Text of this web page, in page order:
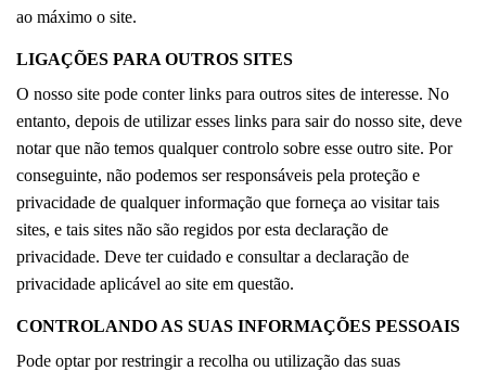
ao máximo o site.
LIGAÇÕES PARA OUTROS SITES
O nosso site pode conter links para outros sites de interesse. No
entanto, depois de utilizar esses links para sair do nosso site, deve
notar que não temos qualquer controlo sobre esse outro site. Por
conseguinte, não podemos ser responsáveis ​​pela proteção e
privacidade de qualquer informação que forneça ao visitar tais
sites, e tais sites não são regidos por esta declaração de
privacidade. Deve ter cuidado e consultar a declaração de
privacidade aplicável ao site em questão.
CONTROLANDO AS SUAS INFORMAÇÕES PESSOAIS
Pode optar por restringir a recolha ou utilização das suas